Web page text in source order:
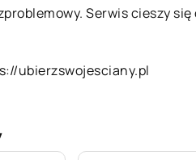
Serwis cieszy
ubierzswojesciany.pl